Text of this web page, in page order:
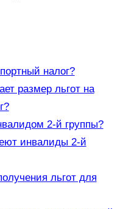
налог?
размер льгот на
2-й группы?
инвалиды 2-й
льгот для